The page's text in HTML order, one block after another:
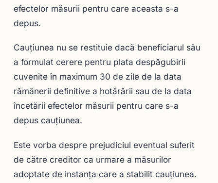
efectelor măsurii pentru care aceasta s-a
depus.
Cauţiunea nu se restituie dacă beneficiarul său
a formulat cerere pentru plata despăgubirii
cuvenite în maximum 30 de zile de la data
rămânerii definitive a hotărârii sau de la data
încetării efectelor măsurii pentru care s-a
depus cauţiunea.
Este vorba despre prejudiciul eventual suferit
de către creditor ca urmare a măsurilor
adoptate de instanţa care a stabilit cauţiunea.